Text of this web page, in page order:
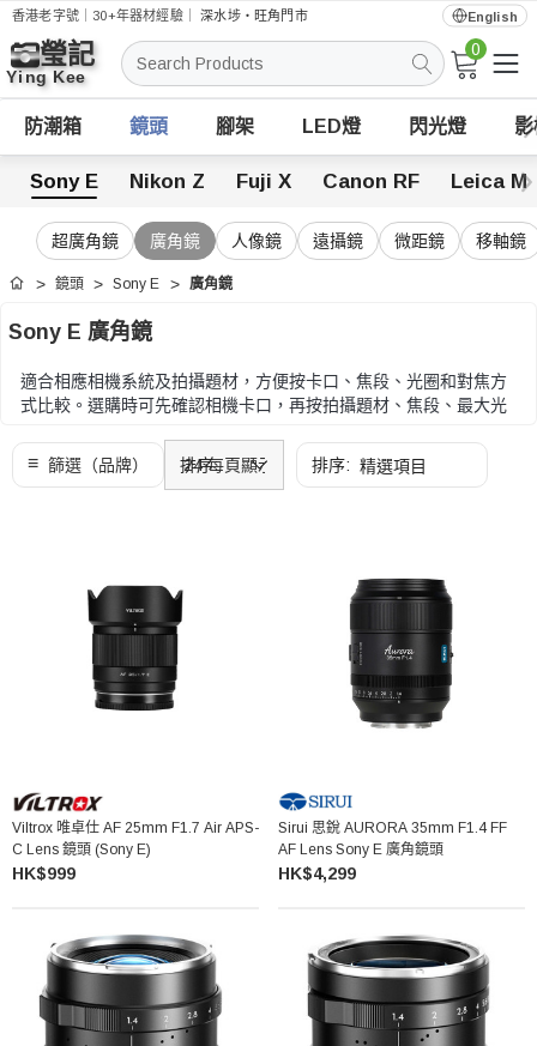
香港老字號｜30+年器材經驗｜深水埗・旺角門市 English
搜
索
0
防潮箱 鏡頭 腳架 LED燈 閃光燈
Sony E Nikon Z Fuji X Canon RF Leica M
超廣角鏡 廣角鏡 人像鏡 遠攝鏡 微距鏡 移軸鏡
首頁 鏡頭 Sony E 廣角鏡
Sony E 廣角鏡
適合相應相機系統及拍攝題材，方便按卡口、焦段、光圈和對焦方
式比較。選購時可先確認相機卡口，再按拍攝題材、焦段、最大光
選購時可先確認相機卡口，再按拍攝題材、焦段、最大光圈、對焦
方式及重量收窄選擇。
Viltrox 唯卓仕 AF 25mm F1.7 Air APS-
C Lens 鏡頭 (Sony E)
HK$999
Sirui 思銳 AURORA 35mm F1.4 FF
AF Lens Sony E 廣角鏡頭
HK$4,299